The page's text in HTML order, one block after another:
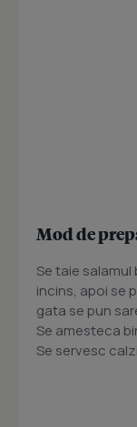
Mod de
Se taie salamul
incins, apoi se
gata se pun
Se amesteca
Se servesc